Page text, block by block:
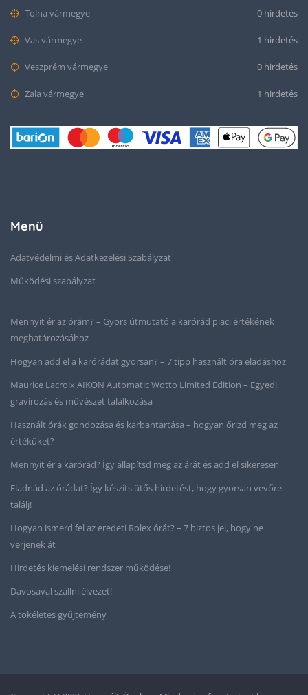
Tolna vármegye 0 hirdetés
Vas vármegye 1 hirdetés
Veszprém vármegye 0 hirdetés
Zala vármegye 1 hirdetés
Menü
Adatvédelmi és Adatkezelési Szabályzat
Működési szabályzat
Mennyit ér az órám? – Gyors útmutató a karórád piaci értékének
meghatározásához
Hogyan add el a karórádat gyorsan? – 7 tipp használt óra eladáshoz
Maurice Lacroix AIKON Automatic Wotto Limited Edition – Egyedi
gravírozás és művészet találkozása
Használt órák gondozása és karbantartása – hogyan őrizd meg az
értéküket?
Mennyit ér a karórád? Így állapítsd meg az árát és add el sikeresen
Eladnád az órádat? Így készíts ütős hirdetést, hogy gyorsan vevőre
találj!
Hogyan ismerd fel az eredeti Rolex órát? – 7 biztos jel, hogy ne
verjenek át
Hirdetés kiemelési rendszer működése!
Davosával szállni élvezet!
A tökéletes gyűjtemény